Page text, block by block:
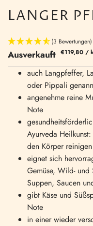
LANGER
(3 Bewertungen)
Ausverkauft €119,80 /
auch Langpfeffer,
oder Pippali
angenehme reine
Note
Ayurveda
den Körper reinigen
eignet sich
Gemüse, Wild- und
Suppen, Saucen
gibt Käse und
Note
in einer wieder